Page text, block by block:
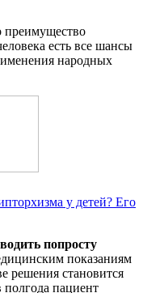
преимущество
есть все шансы
народных
у детей? Его
попросту
показаниям
решения становится
полгода пациент